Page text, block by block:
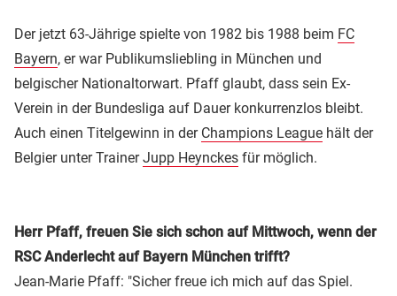
Der jetzt 63-Jährige spielte von 1982 bis 1988 beim FC
Bayern, er war Publikumsliebling in München und
belgischer Nationaltorwart. Pfaff glaubt, dass sein Ex-
Verein in der Bundesliga auf Dauer konkurrenzlos bleibt.
Auch einen Titelgewinn in der Champions League hält der
Belgier unter TrainerJupp Heynckes für möglich.
Herr Pfaff, freuen Sie sich schon auf Mittwoch, wenn der
RSC Anderlecht auf Bayern München trifft?
Jean-Marie Pfaff: "Sicher freue ich mich auf das Spiel.